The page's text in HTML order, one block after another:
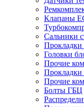
Клапаны
Сальники
Прокладки
Головки
Прочие
Прокладки
Прочие
Болты ГБЦ